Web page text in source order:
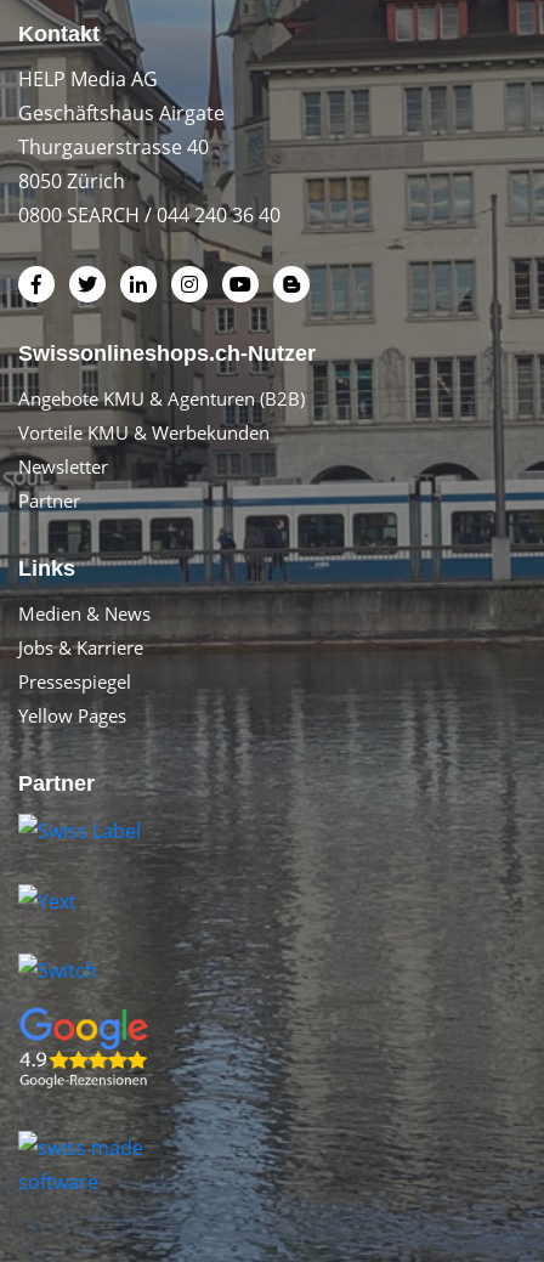
Kontakt
HELP Media AG
Geschäftshaus Airgate
Thurgauerstrasse 40
8050 Zürich
0800 SEARCH / 044 240 36 40
Swissonlineshops.ch-Nutzer
Angebote KMU & Agenturen (B2B)
Vorteile KMU & Werbekunden
Newsletter
Partner
Links
Medien & News
Jobs & Karriere
Pressespiegel
Yellow Pages
Partner